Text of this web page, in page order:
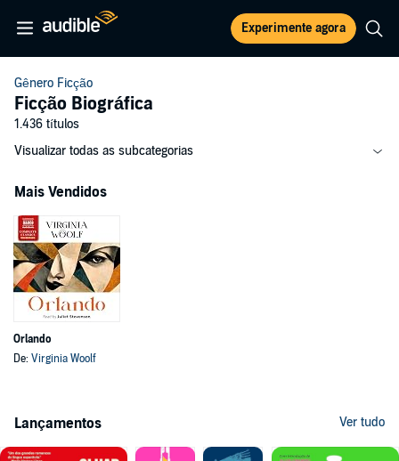
Experimente agora
Gênero Ficção
Ficção Biográfica
1.436 títulos
Visualizar todas as subcategorias
Mais Vendidos
Orlando
De: Virginia Woolf
Lançamentos Ver tudo